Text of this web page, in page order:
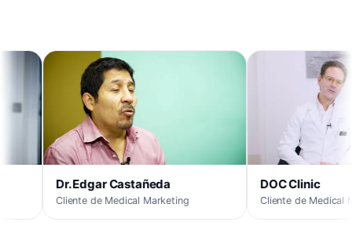
Marketing
DOC Clinic
Cliente de Medical Marketing